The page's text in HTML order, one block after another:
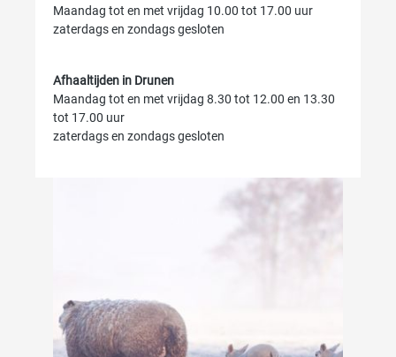
Maandag tot en met vrijdag 10.00 tot 17.00 uur
zaterdags en zondags gesloten
Afhaaltijden in Drunen
Maandag tot en met vrijdag 8.30 tot 12.00 en 13.30
tot 17.00 uur
zaterdags en zondags gesloten